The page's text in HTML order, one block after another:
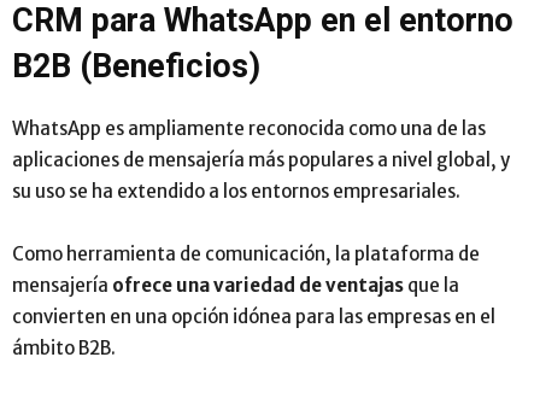
CRM para WhatsApp en el entorno
B2B (Beneficios)
WhatsApp es ampliamente reconocida como una de las
aplicaciones de mensajería más populares a nivel global, y
su uso se ha extendido a los entornos empresariales.
Como herramienta de comunicación, la plataforma de
mensajería ofrece una variedad de ventajas que la
convierten en una opción idónea para las empresas en el
ámbito B2B.